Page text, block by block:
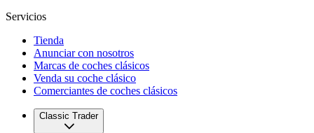
Servicios
Tienda
Anunciar con nosotros
Marcas de coches clásicos
Venda su coche clásico
Comerciantes de coches clásicos
Classic Trader